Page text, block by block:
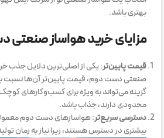
بهتری باشد.
مزایای خرید هواساز
قیمت پایین‌تر: یکی از اصلی‌ترین دلایل جذب
صنعتی دست دوم، قیمت پایین‌تر آن‌ها نسبت
گزینه می‌تواند به ویژه برای کسب‌وکارهای
محدودی دارند، جذاب باشد.
دسترسی سریع‌تر: هواسازهای دست دوم
بیشتری در دسترس هستند، زیرا نیاز به زمان